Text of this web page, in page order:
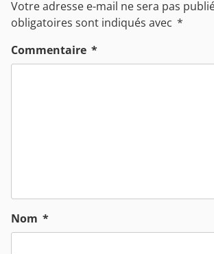
Votre adresse e-mail ne sera pas
obligatoires sont indiqués avec *
Commentaire *
Nom *